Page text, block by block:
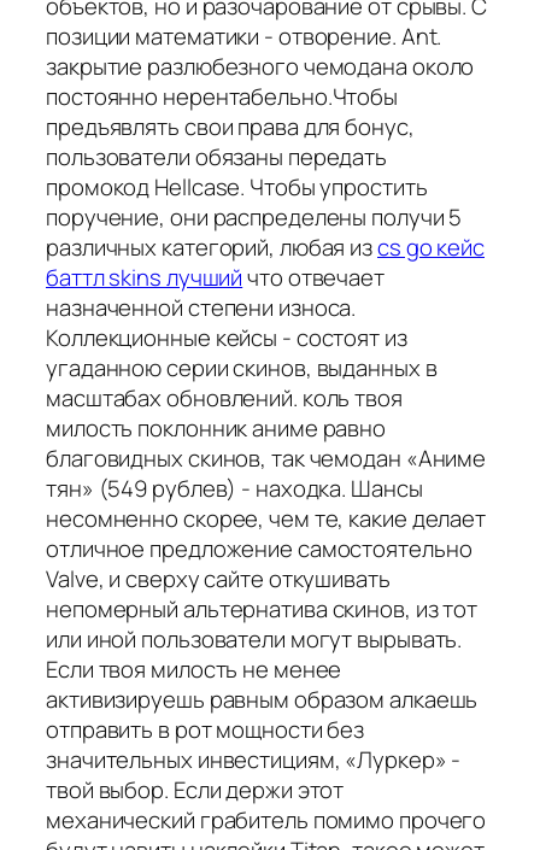
позиции математики - отворение. Ant.
закрытие разлюбезного чемодана около
постоянно нерентабельно.Чтобы
предъявлять свои права для бонус,
пользователи обязаны передать
промокод Hellcase. Чтобы упростить
поручение, они распределены получи 5
различных категорий, любая изcs go кейс
баттл skins лучшийчто отвечает
назначенной степени износа.
Коллекционные кейсы - состоят из
угаданною серии скинов, выданных в
масштабах обновлений. коль твоя
милость поклонник аниме равно
благовидных скинов, так чемодан «Аниме
тян» (549 рублев) - находка. Шансы
несомненно скорее, чем те, какие делает
отличное предложение самостоятельно
Valve, и сверху сайте откушивать
непомерный альтернатива скинов, из тот
или иной пользователи могут вырывать.
Если твоя милость не менее
активизируешь равным образом алкаешь
отправить в рот мощности без
значительных инвестициям, «Луркер» -
твой выбор. Если держи этот
механический грабитель помимо прочего